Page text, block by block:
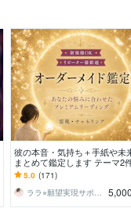
彼の本音・気持ち＋手紙や未
まとめて鑑定します テーマ2
K｜お手紙・未来・本音を自由
選べます（特典付）
5.0 (171)
ララ⭐︎願望実現サポート
5,000